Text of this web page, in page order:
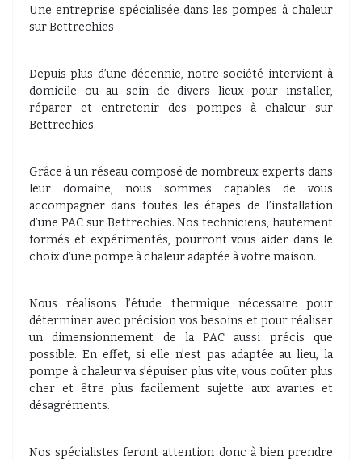
Une entreprise spécialisée dans les pompes à chaleur
sur Bettrechies
Depuis plus d’une décennie, notre société intervient à
domicile ou au sein de divers lieux pour installer,
réparer et entretenir des pompes à chaleur sur
Bettrechies.
Grâce à un réseau composé de nombreux experts dans
leur domaine, nous sommes capables de vous
accompagner dans toutes les étapes de l’installation
d’une PAC sur Bettrechies. Nos techniciens, hautement
formés et expérimentés, pourront vous aider dans le
choix d’une pompe à chaleur adaptée à votre maison.
Nous réalisons l’étude thermique nécessaire pour
déterminer avec précision vos besoins et pour réaliser
un dimensionnement de la PAC aussi précis que
possible. En effet, si elle n’est pas adaptée au lieu, la
pompe à chaleur va s’épuiser plus vite, vous coûter plus
cher et être plus facilement sujette aux avaries et
désagréments.
Nos spécialistes feront attention donc à bien prendre